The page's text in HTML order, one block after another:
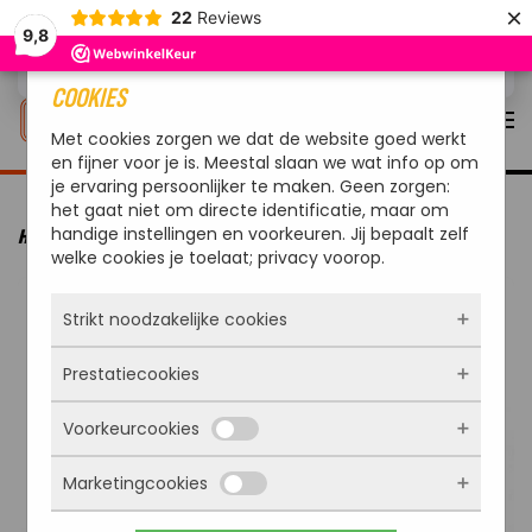
9,8
22 Reviews ×
Overslaan en naar de inhoud gaan
HOME MERKEN ARTOLA ARTOLA BLOQ HOUTOPSLAG
COOKIES
Met cookies zorgen we dat de website goed werkt
en fijner voor je is. Meestal slaan we wat info op om
je ervaring persoonlijker te maken. Geen zorgen:
het gaat niet om directe identificatie, maar om
handige instellingen en voorkeuren. Jij bepaalt zelf
welke cookies je toelaat; privacy voorop.
Strikt noodzakelijke cookies
Deze cookies zorgen ervoor dat de website
überhaupt werkt. Ze zijn dus altijd actief en
kunnen niet worden uitgezet. Meestal worden
ze alleen geplaatst als jij iets doet, zoals
inloggen, een formulier invullen of je
privacyvoorkeuren opslaan. Je kunt je browser
zo instellen dat hij deze cookies blokkeert of je
Prestatiecookies
Met deze cookies zien we hoe vaak onze site
bezocht wordt, waar bezoekers vandaan
komen en welke pagina’s populair zijn. Zo
kunnen we de website blijven verbeteren.
Voorkeurcookies
Deze cookies onthouden jouw voorkeuren.
Bijvoorbeeld taalkeuze of ingevulde gegevens.
Marketingcookies